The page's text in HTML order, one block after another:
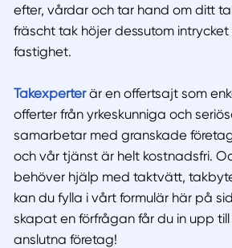
efter, vårdar och tar hand om ditt
fräscht tak höjer dessutom
fastighet.
Takexperterär en offertsajt som
offerter från yrkeskunniga och
samarbetar med granskade
och vår tjänst är helt kostnadsfri.
behöver hjälp med taktvätt,
kan du fylla i vårt formulär här på
skapat en förfrågan får du in upp
anslutna företag!